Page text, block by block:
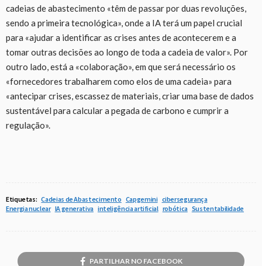
cadeias de abastecimento «têm de passar por duas revoluções,
sendo a primeira tecnológica», onde a IA terá um papel crucial
para «ajudar a identificar as crises antes de acontecerem e a
tomar outras decisões ao longo de toda a cadeia de valor». Por
outro lado, está a «colaboração», em que será necessário os
«fornecedores trabalharem como elos de uma cadeia» para
«antecipar crises, escassez de materiais, criar uma base de dados
sustentável para calcular a pegada de carbono e cumprir a
regulação».
Etiquetas: Cadeias de Abastecimento Capgemini cibersegurança
Energia nuclear IA generativa inteligência artificial robótica Sustentabilidade
PARTILHAR NO FACEBOOK